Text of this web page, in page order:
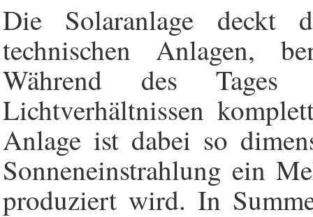
Die Solaranlage
technischen Anlagen,
Während des
Lichtverhältnissen
Anlage ist dabei so
Sonneneinstrahlung ein
produziert wird. In